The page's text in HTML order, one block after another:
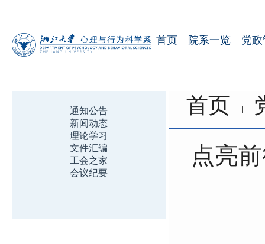
首页 院系一览 党
通知公告
新闻动态
理论学习
文件汇编
工会之家
会议纪要
首页
点亮